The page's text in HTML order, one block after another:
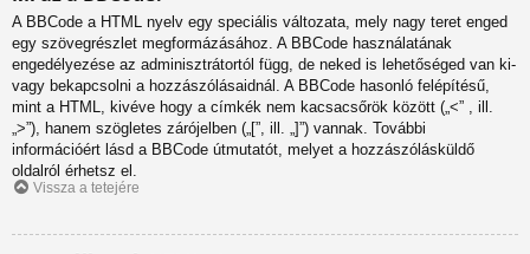
A BBCode a HTML nyelv egy speciális változata, mely nagy teret enged
egy szövegrészlet megformázásához. A BBCode használatának
engedélyezése az adminisztrátortól függ, de neked is lehetőséged van ki-
vagy bekapcsolni a hozzászólásaidnál. A BBCode hasonló felépítésű,
mint a HTML, kivéve hogy a címkék nem kacsacsőrök között („<” , ill.
„>”), hanem szögletes zárójelben („[”, ill. „]”) vannak. További
információért lásd a BBCode útmutatót, melyet a hozzászólásküldő
oldalról érhetsz el.
Vissza a tetejére